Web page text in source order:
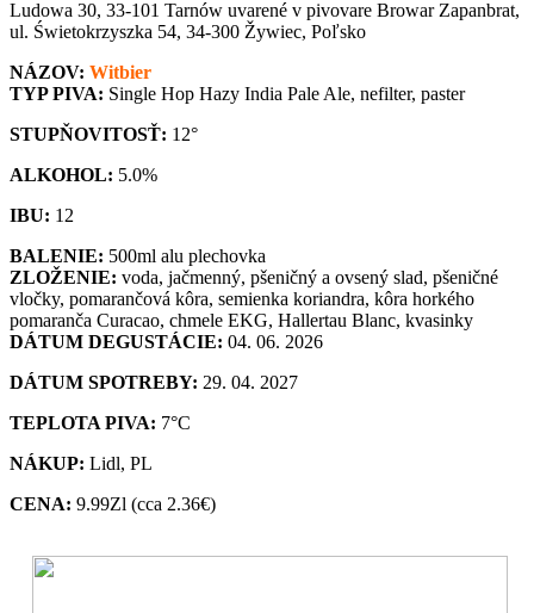
Ludowa 30, 33-101 Tarnów uvarené v pivovare Browar Zapanbrat,
ul. Świetokrzyszka 54, 34-300 Žywiec, Poľsko
NÁZOV: Witbier
TYP PIVA: Single Hop Hazy India Pale Ale, nefilter, paster
STUPŇOVITOSŤ: 12°
ALKOHOL: 5.0%
IBU: 12
BALENIE: 500ml alu plechovka
ZLOŽENIE: voda, jačmenný, pšeničný a ovsený slad, pšeničné
vločky, pomarančová kôra, semienka koriandra, kôra horkého
pomaranča Curacao, chmele EKG, Hallertau Blanc, kvasinky
DÁTUM DEGUSTÁCIE: 04. 06. 2026
DÁTUM SPOTREBY: 29. 04. 2027
TEPLOTA PIVA: 7°C
NÁKUP: Lidl, PL
CENA: 9.99Zl (cca 2.36€)